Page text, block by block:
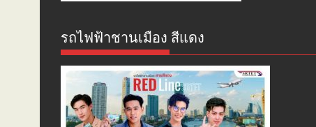
รถไฟฟ้าชานเมือง สีแดง